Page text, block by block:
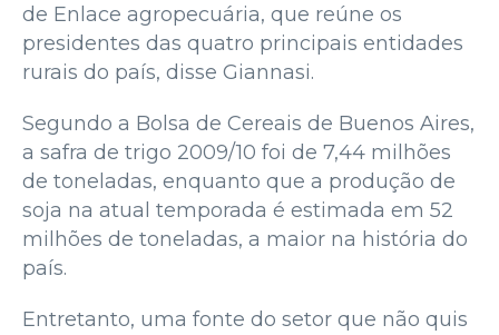
de Enlace agropecuária, que reúne os
presidentes das quatro principais entidades
rurais do país, disse Giannasi.
Segundo a Bolsa de Cereais de Buenos Aires,
a safra de trigo 2009/10 foi de 7,44 milhões
de toneladas, enquanto que a produção de
soja na atual temporada é estimada em 52
milhões de toneladas, a maior na história do
país.
Entretanto, uma fonte do setor que não quis